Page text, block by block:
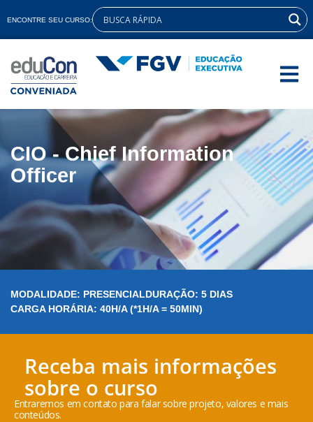
ENCONTRE SEU CURSO:
CIO - Chief Information
Officer
MODALIDADE: PRESENCIALDURAÇÃO: 5 DIAS
CARGA HORÁRIA: 40H/A (*1H/A = 50MIN)
Receba mais informações
sobre o curso
Entraremos em contato para falar sobre projeto, valores e mais
conteúdos.